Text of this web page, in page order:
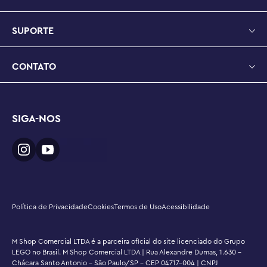
separadamente) e o show online LEGO® Friends: The
Next Chapter, onde as crianças podem conhecer os
conjuntos de construção LEGO® Friends permite que as
crianças explorem diferentes momentos de amizade,
principal medindo mais de 7 pol. (18 cm) de altura, 7 pol.
(18 cm) de largura e 4 pol. (10 cm) de profundidade
SUPORTE
CONTATO
SIGA-NOS
Política de PrivacidadeCookiesTermos de UsoAcessibilidade
M Shop Comercial LTDA é a parceira oficial do site licenciado do Grupo
LEGO no Brasil. M Shop Comercial LTDA | Rua Alexandre Dumas, 1.630 -
Chácara Santo Antonio - São Paulo/SP - CEP 04717-004 | CNPJ